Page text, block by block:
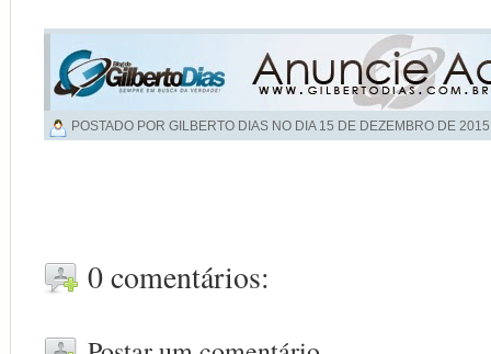
POSTADO POR GILBERTO DIAS NO DIA 15 DE DEZEMBRO DE 2015
0 comentários: